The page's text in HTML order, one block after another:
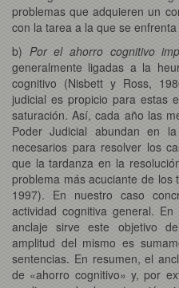
problemas que adquieren un
con la tarea a la que se
b) Por el ahorro cognitivo
generalmente ligadas a la
cognitivo (Nisbett y Ross,
judicial es propicio para estas
saturación. Así, cada año las
Poder Judicial abundan en
necesarios para resolver los
que la tardanza en la
problema más acuciante de los
1997). En nuestro caso
actividad cognitiva general.
anclaje sirve este objetivo
amplitud del mismo es
sentencias. En resumen, el
de «ahorro cognitivo» y, por